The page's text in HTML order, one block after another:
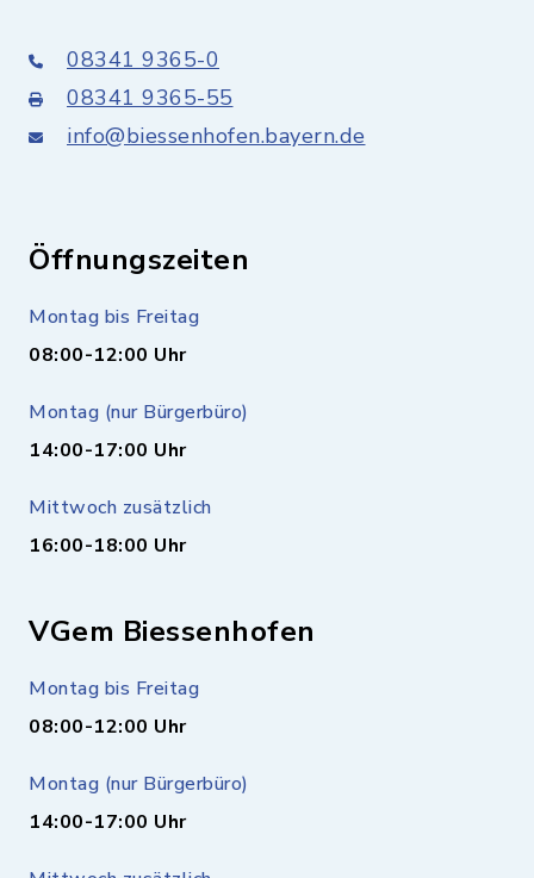
08341 9365-0
08341 9365-55
info@biessenhofen.bayern.de
Öffnungszeiten
Montag bis Freitag
08:00-12:00 Uhr
Montag (nur Bürgerbüro)
14:00-17:00 Uhr
Mittwoch zusätzlich
16:00-18:00 Uhr
VGem Biessenhofen
Montag bis Freitag
08:00-12:00 Uhr
Montag (nur Bürgerbüro)
14:00-17:00 Uhr